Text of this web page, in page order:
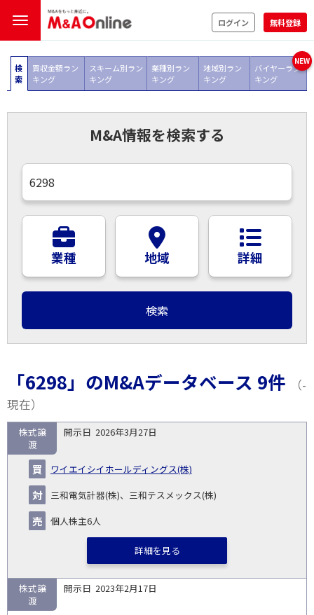
ログイン 無料登録
検
索
買収金額ラン
キング
スキーム別ラン
キング
業種別ラン
キング
地域別ラン
キング
バイヤーラン
キング
NEW
M&A情報を検索する
業種 地域 詳細
検索
「6298」のM&Aデータベース 9件
（-
現在）
No.
開
日
買
手
対象
企
業・
事業
売
手
業
▽
ス
キー
ム
(百
万
2026年3月27日
ワイエイシイホールディングス(株)
三和電気計器(株)、三和テスメックス(株)
個人株主6人
株式譲
渡
詳細を見る
2023年2月17日
株式譲
渡